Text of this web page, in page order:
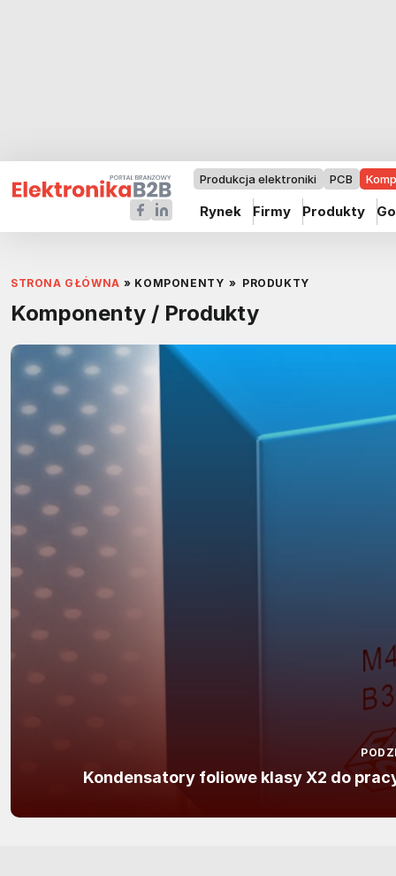
Produkcja elektroniki PCB
Rynek Firmy Produkty
STRONA GŁÓWNA » KOMPONENTY » PRODUKTY
Komponenty / Produkty
Kondensatory foliowe klasy X2 do